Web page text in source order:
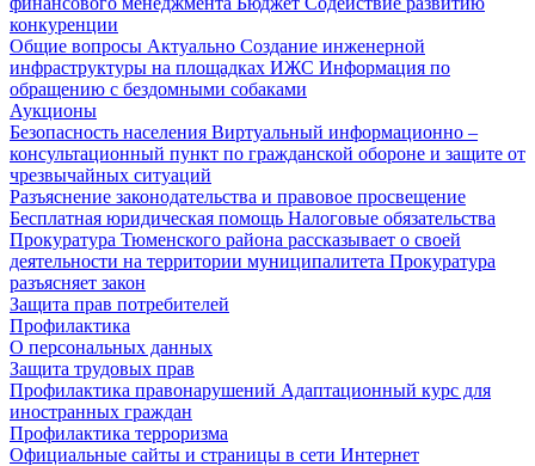
конкуренции
Общие вопросы Актуально Создание инженерной
инфраструктуры на площадках ИЖС Информация по
обращению с бездомными собаками
Аукционы
Безопасность населения Виртуальный информационно –
консультационный пункт по гражданской обороне и защите от
чрезвычайных ситуаций
Разъяснение законодательства и правовое просвещение
Бесплатная юридическая помощь Налоговые обязательства
Прокуратура Тюменского района рассказывает о своей
деятельности на территории муниципалитета Прокуратура
разъясняет закон
Защита прав потребителей
Профилактика
О персональных данных
Защита трудовых прав
Профилактика правонарушений Адаптационный курс для
иностранных граждан
Профилактика терроризма
Официальные сайты и страницы в сети Интернет